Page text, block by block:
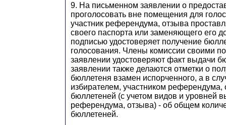
9. На письменном заявлении о
проголосовать вне помещения для
участник референдума, отзыва
своего паспорта или заменяющего его
подписью удостоверяет получение
голосования. Члены комиссии своими
заявлении удостоверяют факт выдачи
заявлении также делаются отметки о
бюллетеня взамен испорченного, а в
избирателем, участником референдума,
бюллетеней (с учетом видов и уровней
референдума, отзыва) - об общем
бюллетеней.